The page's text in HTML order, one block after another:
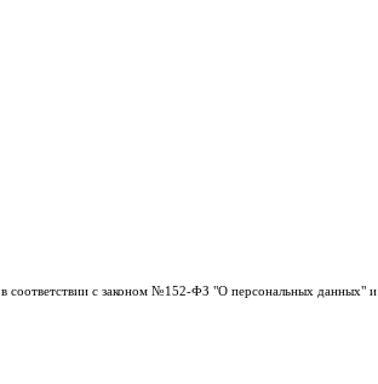
в соответствии с законом №152-ФЗ "О персональных данных" и